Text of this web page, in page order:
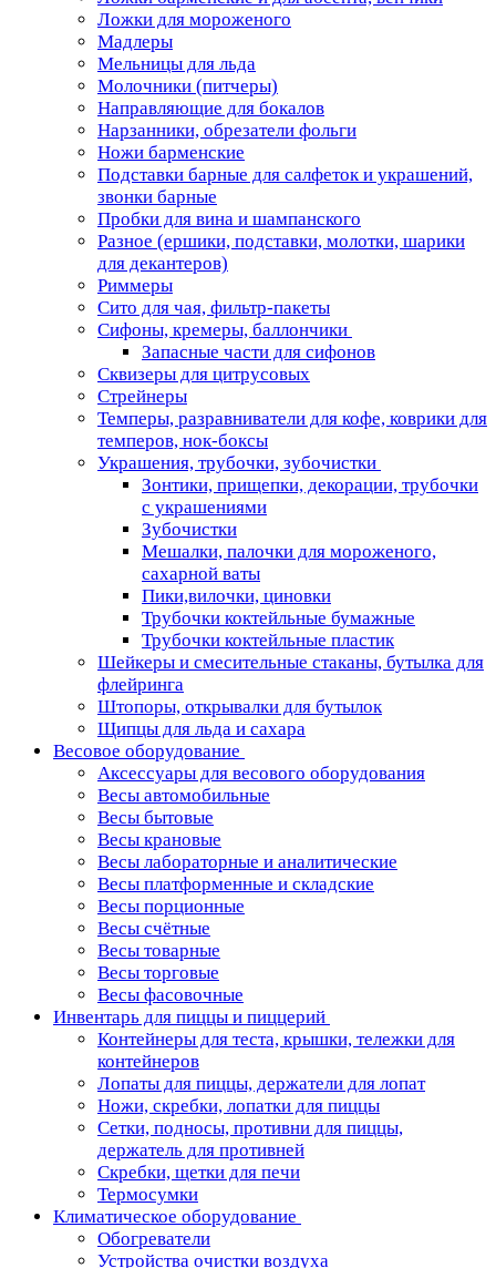
Ложки для мороженого
Мадлеры
Мельницы для льда
Молочники (питчеры)
Направляющие для бокалов
Нарзанники, обрезатели фольги
Ножи барменские
Подставки барные для салфеток и украшений,
звонки барные
Пробки для вина и шампанского
Разное (ершики, подставки, молотки, шарики
для декантеров)
Риммеры
Сито для чая, фильтр-пакеты
Сифоны, кремеры, баллончики
Запасные части для сифонов
Сквизеры для цитрусовых
Стрейнеры
Темперы, разравниватели для кофе, коврики для
темперов, нок-боксы
Украшения, трубочки, зубочистки
Зонтики, прищепки, декорации, трубочки
с украшениями
Зубочистки
Мешалки, палочки для мороженого,
сахарной ваты
Пики,вилочки, циновки
Трубочки коктейльные бумажные
Трубочки коктейльные пластик
Шейкеры и смесительные стаканы, бутылка для
флейринга
Штопоры, открывалки для бутылок
Щипцы для льда и сахара
Весовое оборудование
Аксессуары для весового оборудования
Весы автомобильные
Весы бытовые
Весы крановые
Весы лабораторные и аналитические
Весы платформенные и складские
Весы порционные
Весы счётные
Весы товарные
Весы торговые
Весы фасовочные
Инвентарь для пиццы и пиццерий
Контейнеры для теста, крышки, тележки для
контейнеров
Лопаты для пиццы, держатели для лопат
Ножи, скребки, лопатки для пиццы
Сетки, подносы, противни для пиццы,
держатель для противней
Скребки, щетки для печи
Термосумки
Климатическое оборудование
Обогреватели
Устройства очистки воздуха